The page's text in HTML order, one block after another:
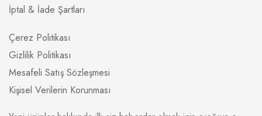
İptal & İade Şartları
Çerez Politikası
Gizlilik Politikası
Mesafeli Satış Sözleşmesi
Kişisel Verilerin Korunması